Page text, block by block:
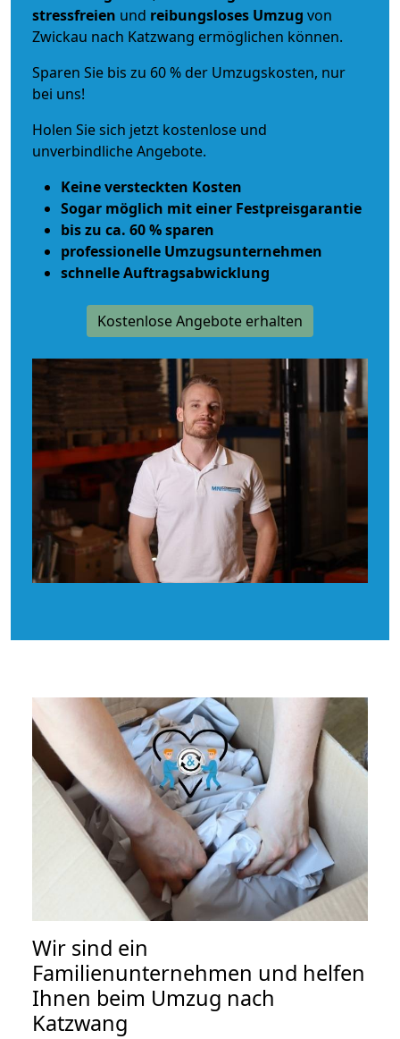
stressfreien und reibungsloses Umzug von
Zwickau nach Katzwang ermöglichen können.
Sparen Sie bis zu 60 % der Umzugskosten, nur
bei uns!
Holen Sie sich jetzt kostenlose und
unverbindliche Angebote.
Keine versteckten Kosten
Sogar möglich mit einer Festpreisgarantie
bis zu ca. 60 % sparen
professionelle Umzugsunternehmen
schnelle Auftragsabwicklung
Kostenlose Angebote erhalten
Wir sind ein
Familienunternehmen und helfen
Ihnen beim Umzug nach
Katzwang